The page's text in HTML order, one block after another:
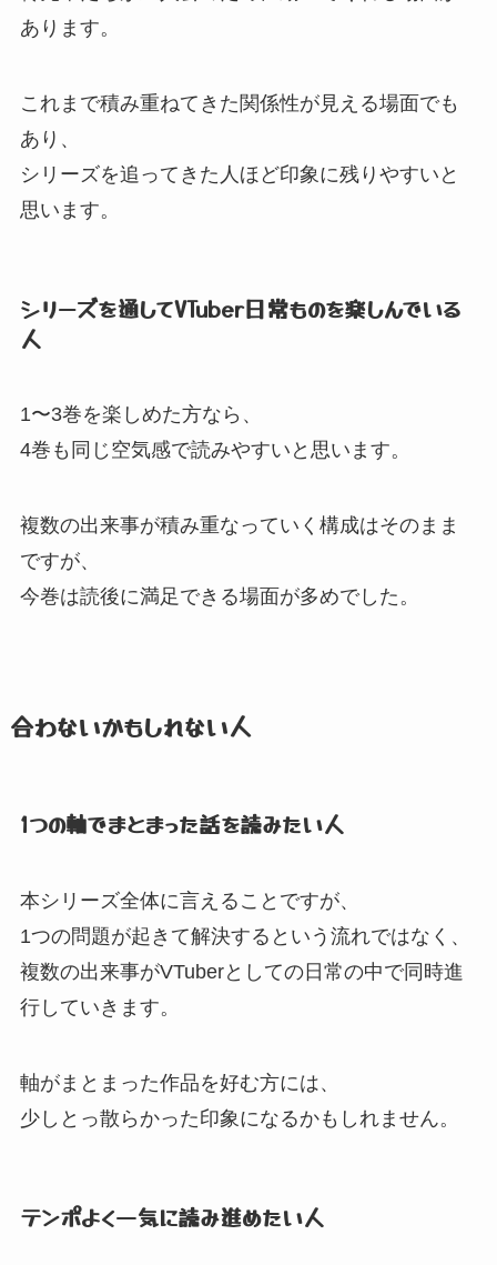
あります。
これまで積み重ねてきた関係性が見える場面でも
あり、
シリーズを追ってきた人ほど印象に残りやすいと
思います。
シリーズを通してVTuber日常ものを楽しんでいる
人
1〜3巻を楽しめた方なら、
4巻も同じ空気感で読みやすいと思います。
複数の出来事が積み重なっていく構成はそのまま
ですが、
今巻は読後に満足できる場面が多めでした。
合わないかもしれない人
1つの軸でまとまった話を読みたい人
本シリーズ全体に言えることですが、
1つの問題が起きて解決するという流れではなく、
複数の出来事がVTuberとしての日常の中で同時進
行していきます。
軸がまとまった作品を好む方には、
少しとっ散らかった印象になるかもしれません。
テンポよく一気に読み進めたい人